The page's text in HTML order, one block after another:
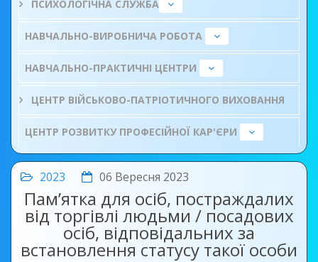
ПСИХОЛОГІЧНА СЛУЖБА
НАВЧАЛЬНО-ВИРОБНИЧА РОБОТА
НАВЧАЛЬНО-ПРАКТИЧНІ ЦЕНТРИ
ЦЕНТР ВІЙСЬКОВО-ПАТРІОТИЧНОГО ВИХОВАННЯ
ЦЕНТР РОЗВИТКУ ПРОФЕСІЙНОЇ КАР'ЄРИ
2023 06 Вересня 2023
Пам’ятка для осіб, постраждалих
від торгівлі людьми / посадових
осіб, відповідальних за
встановлення статусу такої особи